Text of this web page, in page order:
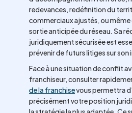
redevances, redéfinition du
commerciaux ajustés, ou
sortie anticipée du réseau. Sa
juridiquement sécurisée est
prévenir de futurs litiges sur
Face à une situation de conflit
franchiseur, consulter
de la franchisevous permettra
précisément votre position